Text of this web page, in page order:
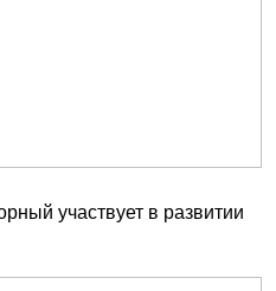
участвует в развитии